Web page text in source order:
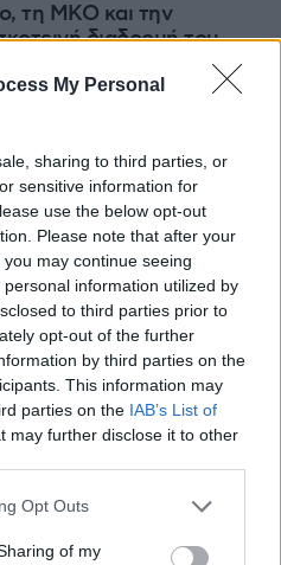
My Personal
sharing to third parties, or
sensitive information for
use the below opt-out
Please note that after your
may continue seeing
information utilized by
to third parties prior to
opt-out of the further
by third parties on the
This information may
parties on the IAB’s List of
may further disclose it to other
uses one or more Google
behaviour. You may click to
Opt Outs
of my
τη ΜΚΟ και την
διαδρομή του
τη Βρετανίδα
Άσαντ:
25
στο
στον